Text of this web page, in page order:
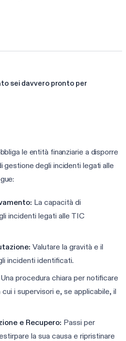
sei davvero pronto per
le entità finanziarie a disporre
gestione degli incidenti legati alle
La capacità di
incidenti legati alle TIC
Valutare la gravità e il
incidenti identificati.
Una procedura chiara per notificare
i supervisori e, se applicabile, il
e Recupero: Passi per
la sua causa e ripristinare